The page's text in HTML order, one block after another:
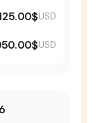
USD
USD